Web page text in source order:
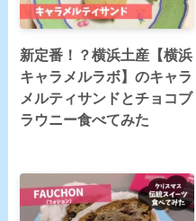
新定番！？横浜土産【横浜
キャラメルラボ】のキャラ
メルティサンドとチョコブ
ラウニー食べてみた